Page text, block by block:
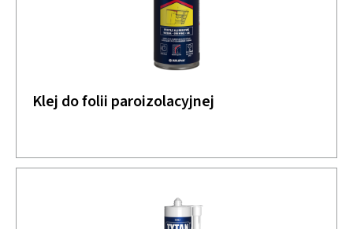
Klej do folii paroizolacyjnej